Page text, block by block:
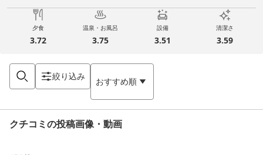
夕食
3.72
温泉・お風呂
3.75
設備
3.51
清潔さ
3.59
絞り込み おすすめ順
クチコミの投稿画像・動画